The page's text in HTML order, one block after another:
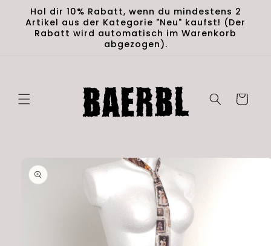
zum
Inhalt
Hol dir 10% Rabatt, wenn du mindestens 2
Artikel aus der Kategorie "Neu" kaufst! (Der
Rabatt wird automatisch im Warenkorb
abgezogen).
Warenkorb